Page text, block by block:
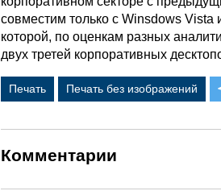
совместим только с Winsdows
которой, по оценкам разных
двух третей корпоративных
Печать Печать без изображений
Комментарии